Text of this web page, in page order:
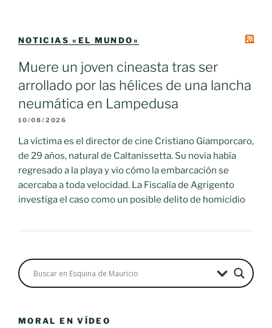
NOTICIAS «EL MUNDO»
Muere un joven cineasta tras ser
arrollado por las hélices de una lancha
neumática en Lampedusa
10/08/2026
La víctima es el director de cine Cristiano Giamporcaro,
de 29 años, natural de Caltanissetta. Su novia había
regresado a la playa y vio cómo la embarcación se
acercaba a toda velocidad. La Fiscalía de Agrigento
investiga el caso como un posible delito de homicidio
MORAL EN VÍDEO